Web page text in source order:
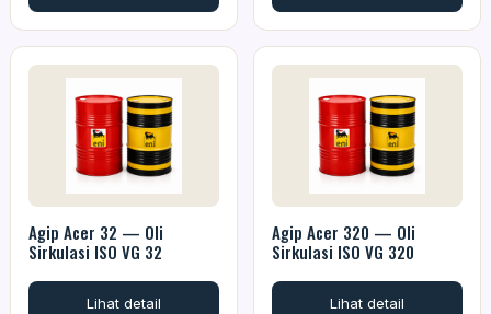
Agip Acer 32 — Oli
Sirkulasi ISO VG 32
Lihat detail
Agip Acer 320 — Oli
Sirkulasi ISO VG 320
Lihat detail